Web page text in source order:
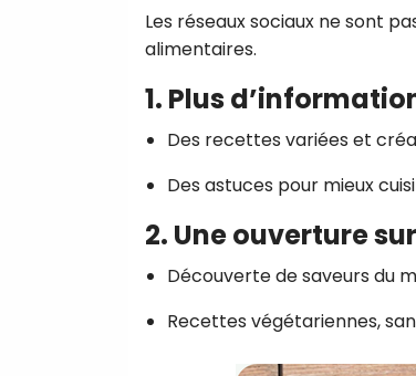
Les réseaux sociaux ne sont
alimentaires.
1. Plus
Des recettes variées et
Des astuces pour mieux
2. Une ouverture
Découverte de saveurs du
Recettes végétariennes,